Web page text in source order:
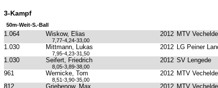
3-Kampf
50m-Weit-S.-Ball
1.064 Wiskow, Elias 2012 MTV Vechelde
7,77-4,24-33,00
1.030 Mittmann, Lukas 2012 LG Peiner
7,95-4,23-31,50
1.030 Seifert, Friedrich 2012 SV Lengede
8,05-3,89-38,00
961 Wernicke, Tom 2012 MTV Vechelde
8,51-3,90-35,00
812 Griebenow, Max 2012 MTV Vechelde